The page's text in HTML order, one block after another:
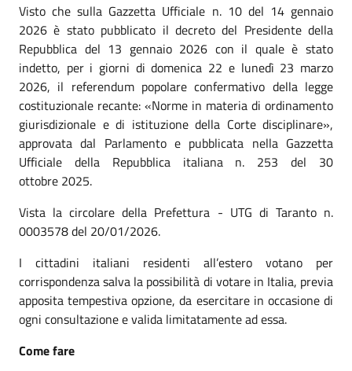
Visto che sulla Gazzetta Ufficiale n. 10 del 14 gennaio
2026 è stato pubblicato il decreto del Presidente della
Repubblica del 13 gennaio 2026 con il quale è stato
indetto, per i giorni di domenica 22 e lunedì 23 marzo
2026, il referendum popolare confermativo della legge
costituzionale recante: «Norme in materia di ordinamento
giurisdizionale e di istituzione della Corte disciplinare»,
approvata dal Parlamento e pubblicata nella Gazzetta
Ufficiale della Repubblica italiana n. 253 del 30
ottobre 2025.
Vista la circolare della Prefettura - UTG di Taranto n.
0003578 del 20/01/2026.
I cittadini italiani residenti all’estero votano per
corrispondenza salva la possibilità di votare in Italia, previa
apposita tempestiva opzione, da esercitare in occasione di
ogni consultazione e valida limitatamente ad essa.
Come fare